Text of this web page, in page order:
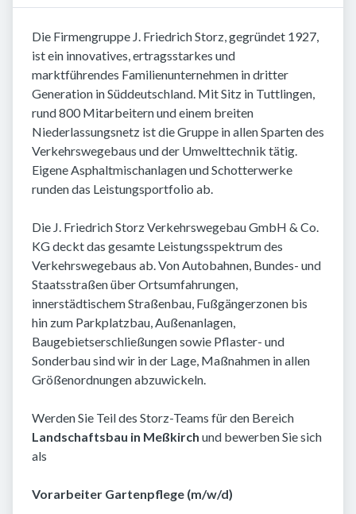
Die Firmengruppe J. Friedrich Storz, gegründet 1927,
ist ein innovatives, ertragsstarkes und
marktführendes Familienunternehmen in dritter
Generation in Süddeutschland. Mit Sitz in Tuttlingen,
rund 800 Mitarbeitern und einem breiten
Niederlassungsnetz ist die Gruppe in allen Sparten des
Verkehrswegebaus und der Umwelttechnik tätig.
Eigene Asphaltmischanlagen und Schotterwerke
runden das Leistungsportfolio ab.
Die J. Friedrich Storz Verkehrswegebau GmbH & Co.
KG deckt das gesamte Leistungsspektrum des
Verkehrswegebaus ab. Von Autobahnen, Bundes- und
Staatsstraßen über Ortsumfahrungen,
innerstädtischem Straßenbau, Fußgängerzonen bis
hin zum Parkplatzbau, Außenanlagen,
Baugebietserschließungen sowie Pflaster- und
Sonderbau sind wir in der Lage, Maßnahmen in allen
Größenordnungen abzuwickeln.
Werden Sie Teil des Storz-Teams für den Bereich
Landschaftsbau in Meßkirch und bewerben Sie sich
als
Vorarbeiter Gartenpflege (m/w/d)